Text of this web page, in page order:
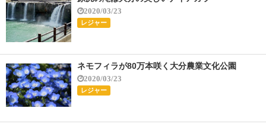
2020/03/23
レジャー
ネモフィラが80万本咲く大分農業文化公園
2020/03/23
レジャー